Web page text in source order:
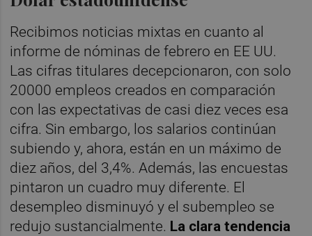
Recibimos noticias mixtas en cuanto al
informe de nóminas de febrero en EE UU.
Las cifras titulares decepcionaron, con solo
20000 empleos creados en comparación
con las expectativas de casi diez veces esa
cifra. Sin embargo, los salarios continúan
subiendo y, ahora, están en un máximo de
diez años, del 3,4%. Además, las encuestas
pintaron un cuadro muy diferente. El
desempleo disminuyó y el subempleo se
redujo sustancialmente. La clara tendencia